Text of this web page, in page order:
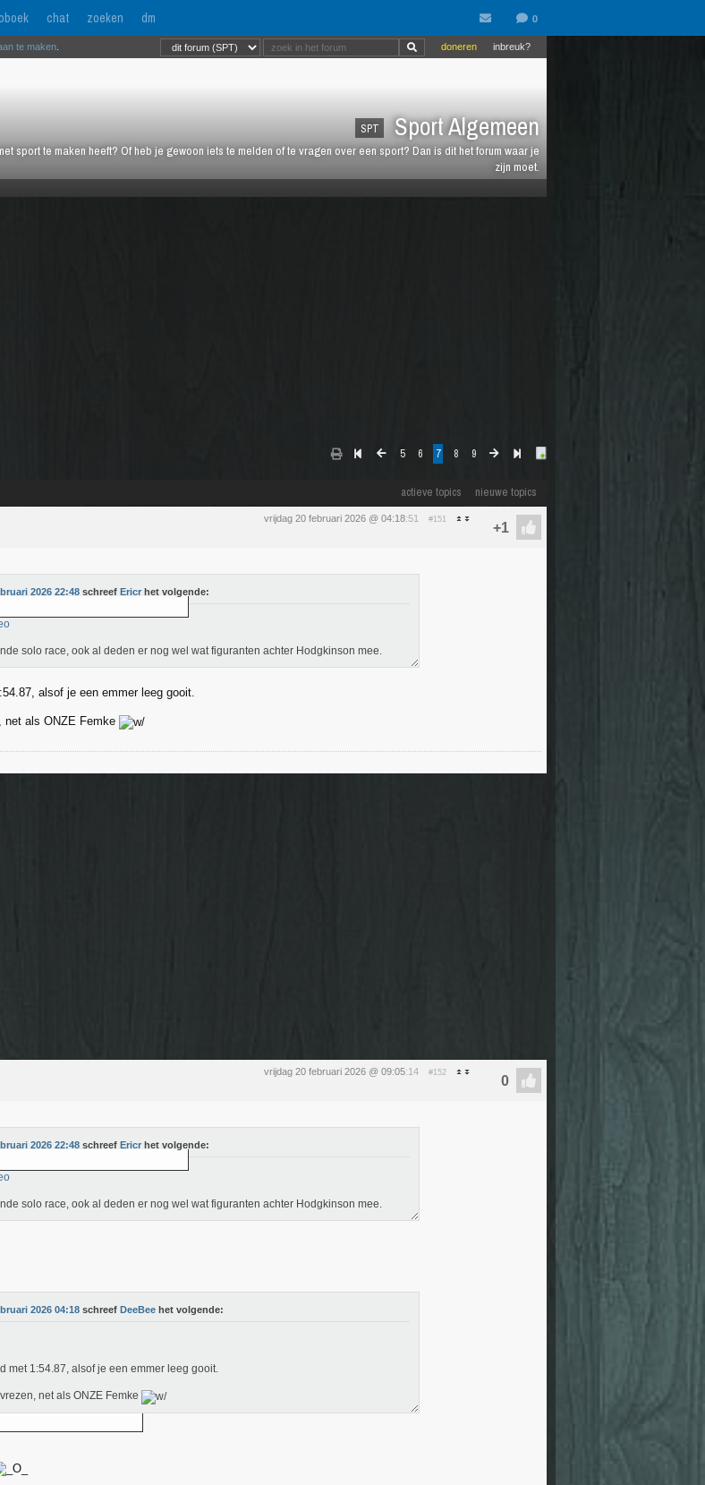
chat zoeken dm
SPT Sport Algemeen
sport te maken heeft? Of heb je gewoon iets te melden of te vragen over een sport? Dan is dit het forum waar je
zijn moet.
inbreuk?
doneren
te maken
5 6 7 8 9
actieve topics nieuwe topics
vrijdag 20 februari 2026 @ 04:18:51 #151
2026 22:48 schreef Ericr het volgende:
solo race, ook al deden er nog wel wat figuranten achter Hodgkinson mee.
alsof je een emmer leeg gooit.
net als ONZE Femke
vrijdag 20 februari 2026 @ 09:05:14 #152
2026 22:48 schreef Ericr het volgende:
solo race, ook al deden er nog wel wat figuranten achter Hodgkinson mee.
2026 04:18 schreef DeeBee het volgende:
met 1:54.87, alsof je een emmer leeg gooit.
net als ONZE Femke